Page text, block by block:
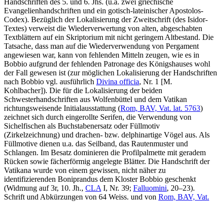
Handschriften des 5. und 6. Jhs. (u.a. zwei griechische
Evangelienhandschriften und ein gotisch-lateinischer Apostolos-
Codex). Bezüglich der Lokalisierung der Zweitschrift (des Isidor-
Textes) verweist die Wiederverwertung von alten, abgeschabten
Textblättern auf ein Skriptorium mit nicht geringem Altbestand. Die
Tatsache, dass man auf die Wiederverwendung von Pergament
angewiesen war, kann von fehlenden Mitteln zeugen, wie es in
Bobbio aufgrund der fehlenden Patronage des Königshauses wohl
der Fall gewesen ist (zur möglichen Lokalisierung der Handschriften
nach Bobbio vgl. ausführlich Divina officia, Nr. 1 [M.
Kohlbacher]). Die für die Lokalisierung der beiden
Schwesterhandschriften aus Wolfenbüttel und dem Vatikan
richtungsweisende Initialausstattung (Rom, BAV, Vat. lat. 5763)
zeichnet sich durch eingerollte Serifen, die Verwendung von
Sichelfischen als Buchstabenersatz oder Füllmotiv
(Zirkelzeichnung) und drachen- bzw. delphinartige Vögel aus. Als
Füllmotive dienen u.a. das Seilband, das Rautenmuster und
Schlangen. Im Besatz dominieren die Profilpalmette mit geradem
Rücken sowie fächerförmig angelegte Blätter. Die Handschrift der
Vatikana wurde von einem gewissen, nicht näher zu
identifizierenden Boniprandus dem Kloster Bobbio geschenkt
(Widmung auf 3r, 10. Jh., CLA I, Nr. 39; Falluomini, 20–23).
Schrift und Abkürzungen von 64 Weiss. und von Rom, BAV, Vat.